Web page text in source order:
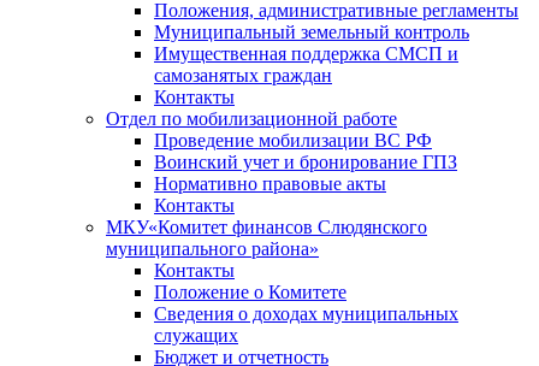
Положения, административные регламенты
Муниципальный земельный контроль
Имущественная поддержка СМСП и
самозанятых граждан
Контакты
Отдел по мобилизационной работе
Проведение мобилизации ВС РФ
Воинский учет и бронирование ГПЗ
Нормативно правовые акты
Контакты
МКУ«Комитет финансов Слюдянского
муниципального района»
Контакты
Положение о Комитете
Сведения о доходах муниципальных
служащих
Бюджет и отчетность